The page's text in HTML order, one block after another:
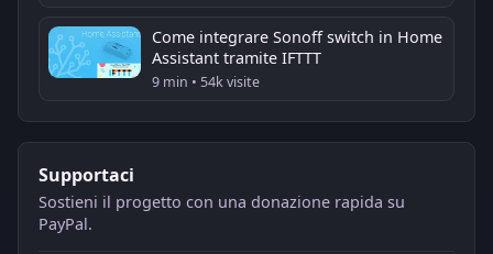
Come integrare Sonoff switch in Home
Assistant tramite IFTTT
9 min • 54k visite
Supportaci
Sostieni il progetto con una donazione rapida su
PayPal.